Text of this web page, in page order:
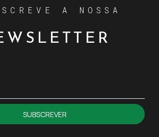
A NOSSA
SUBSCREVER